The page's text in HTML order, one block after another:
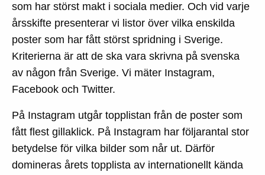
som har störst makt i sociala medier. Och vid varje
årsskifte presenterar vi listor över vilka enskilda
poster som har fått störst spridning i Sverige.
Kriterierna är att de ska vara skrivna på svenska
av någon från Sverige. Vi mäter Instagram,
Facebook och Twitter.
På Instagram utgår topplistan från de poster som
fått flest gillaklick. På Instagram har följarantal stor
betydelse för vilka bilder som når ut. Därför
domineras årets topplista av internationellt kända